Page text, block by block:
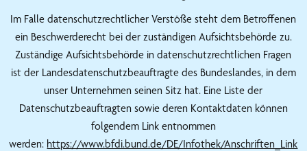
Im Falle datenschutzrechtlicher Verstöße steht dem Betroffenen
ein Beschwerderecht bei der zuständigen Aufsichtsbehörde zu.
Zuständige Aufsichtsbehörde in datenschutzrechtlichen Fragen
ist der Landesdatenschutzbeauftragte des Bundeslandes, in dem
unser Unternehmen seinen Sitz hat. Eine Liste der
Datenschutzbeauftragten sowie deren Kontaktdaten können
folgendem Link entnommen
werden: https://www.bfdi.bund.de/DE/Infothek/Anschriften_Link